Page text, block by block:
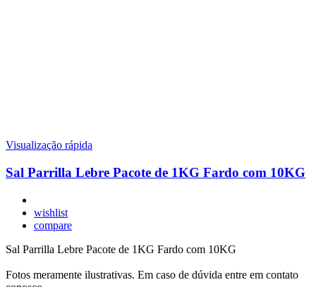
Visualização rápida
Sal Parrilla Lebre Pacote de 1KG Fardo com 10KG
wishlist
compare
Sal Parrilla Lebre Pacote de 1KG Fardo com 10KG
Fotos meramente ilustrativas. Em caso de dúvida entre em contato